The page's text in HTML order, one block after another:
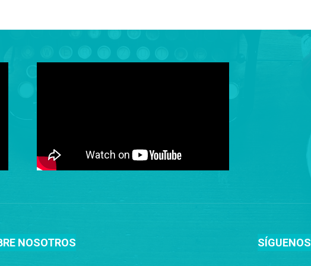
NOSOTROS SÍGUENOS